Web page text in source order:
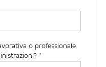
o professionale
*